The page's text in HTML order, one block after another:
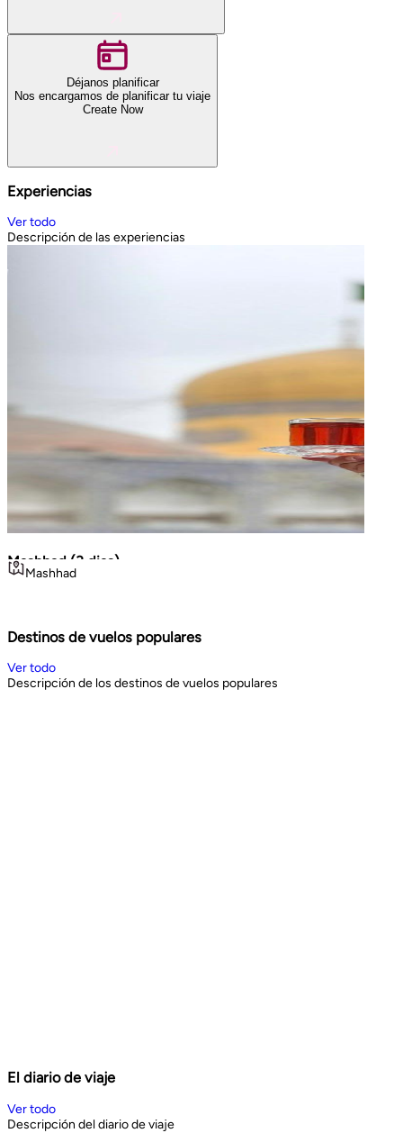
Déjanos planificar
Nos encargamos de planificar tu viaje
Create Now
Experiencias
Ver todo
Descripción de las experiencias
Mashhad (3 dias)
Mashhad
Book Now
Destinos de vuelos populares
Ver todo
Descripción de los destinos de vuelos populares
El diario de viaje
Ver todo
Descripción del diario de viaje